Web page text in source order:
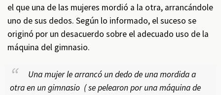
el que una de las mujeres mordió a la otra, arrancándole
uno de sus dedos. Según lo informado, el suceso se
originó por un desacuerdo sobre el adecuado uso de la
máquina del gimnasio.
Una mujer le arrancó un dedo de una mordida a
otra en un gimnasio ( se pelearon por una máquina de